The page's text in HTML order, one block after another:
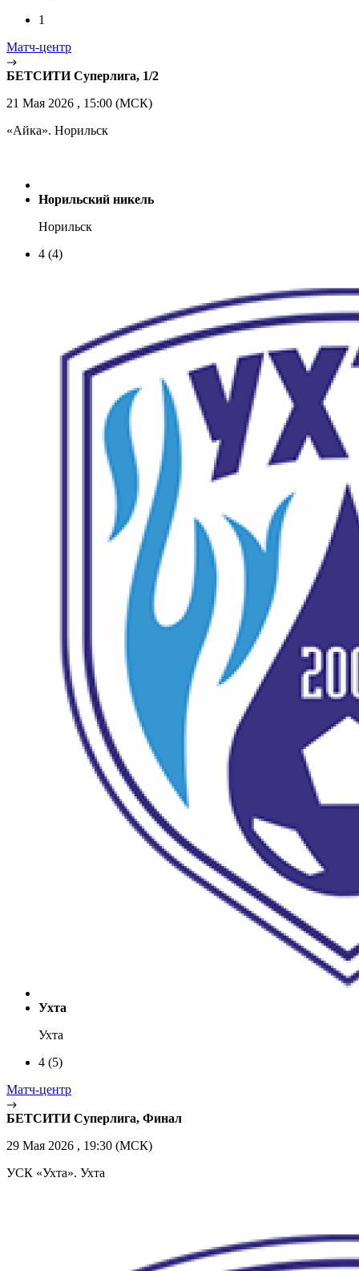
1
Матч-центр
БЕТСИТИ Суперлига, 1/2
21 Мая 2026 , 15:00 (МСК)
«Айка». Норильск
Норильский никель
Норильск
4 (4)
Ухта
Ухта
4 (5)
Матч-центр
БЕТСИТИ Суперлига, Финал
29 Мая 2026 , 19:30 (МСК)
УСК «Ухта». Ухта